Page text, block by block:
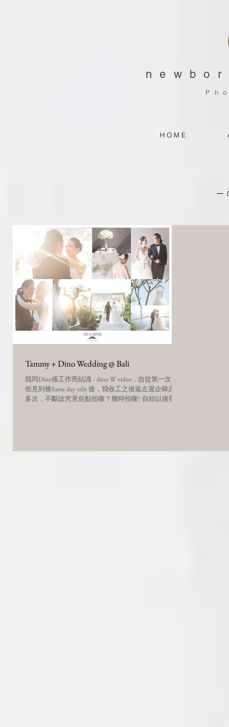
H O M E
Tammy + Dino Wedding @ Bali
我同Dino係工作而結識 - dino W video，自從第一次夾
佢見到條Same day edit 後，我收工之後返左屋企睇左好
多次，不斷諗究竟佢點拍㗎？幾時拍㗎? 自始以後我就